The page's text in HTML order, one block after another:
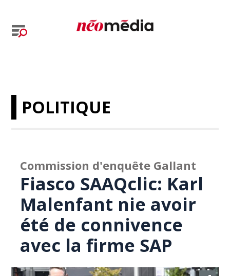
POLITIQUE
Commission d'enquête Gallant
Fiasco SAAQclic: Karl
Malenfant nie avoir
été de connivence
avec la firme SAP